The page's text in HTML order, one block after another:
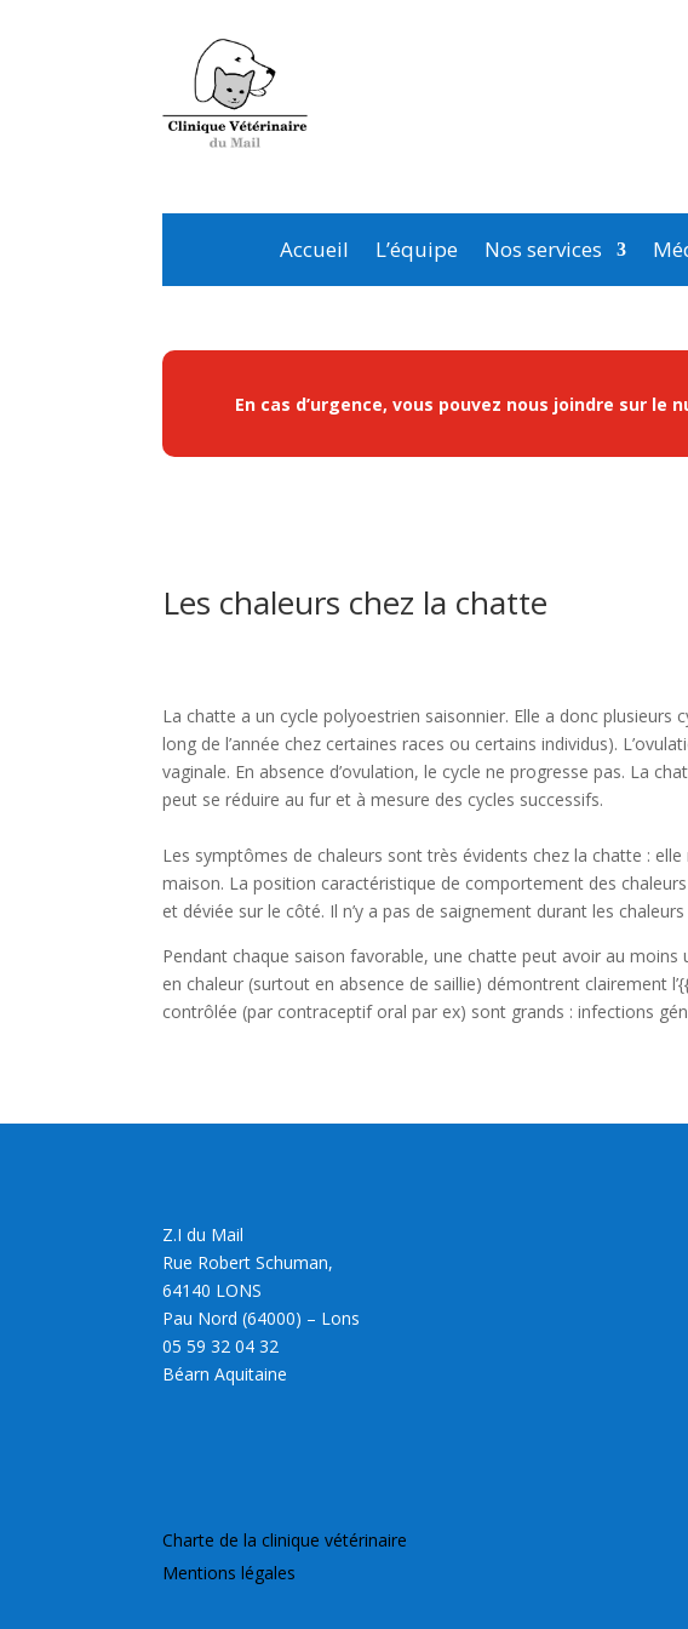
Accueil L’équipe Nos services
En cas d’urgence, vous pouvez nous joindre sur le
Les chaleurs chez la chatte
La chatte a un cycle polyoestrien saisonnier. Elle a donc
long de l’année chez certaines races ou certains individus).
vaginale. En absence d’ovulation, le cycle ne progresse pas. La
peut se réduire au fur et à mesure des cycles successifs.
Les symptômes de chaleurs sont très évidents chez la chatte :
maison. La position caractéristique de comportement des
et déviée sur le côté. Il n’y a pas de saignement durant les
Pendant chaque saison favorable, une chatte peut avoir au
en chaleur (surtout en absence de saillie) démontrent clairement
contrôlée (par contraceptif oral par ex) sont grands : infections
Z.I du Mail
Rue Robert Schuman,
64140 LONS
Pau Nord (64000) – Lons
05 59 32 04 32
Béarn Aquitaine
Charte de la clinique vétérinaire
Mentions légales